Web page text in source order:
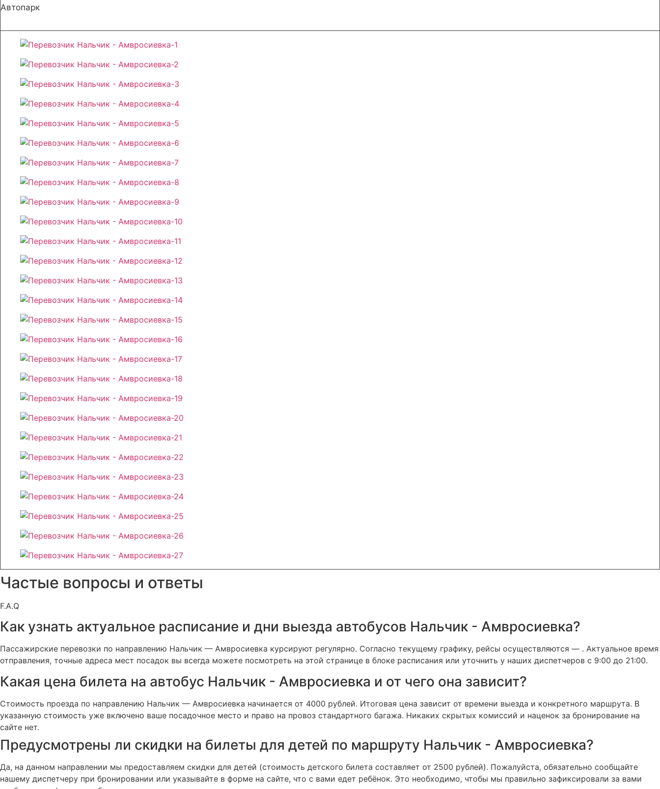
Автопарк
Частые вопросы и ответы
F.A.Q
Как узнать актуальное расписание и дни выезда автобусов Нальчик - Амвросиевка?
Пассажирские перевозки по направлению Нальчик — Амвросиевка курсируют регулярно. Согласно текущему графику, рейсы осуществляются — . Актуальное время
отправления, точные адреса мест посадок вы всегда можете посмотреть на этой странице в блоке расписания или уточнить у наших диспетчеров с 9:00 до 21:00.
Какая цена билета на автобус Нальчик - Амвросиевка и от чего она зависит?
Стоимость проезда по направлению Нальчик — Амвросиевка начинается от 4000 рублей. Итоговая цена зависит от времени выезда и конкретного маршрута. В
указанную стоимость уже включено ваше посадочное место и право на провоз стандартного багажа. Никаких скрытых комиссий и наценок за бронирование на
сайте нет.
Предусмотрены ли скидки на билеты для детей по маршруту Нальчик - Амвросиевка?
Да, на данном направлении мы предоставляем скидки для детей (стоимость детского билета составляет от 2500 рублей). Пожалуйста, обязательно сообщайте
нашему диспетчеру при бронировании или указывайте в форме на сайте, что с вами едет ребёнок. Это необходимо, чтобы мы правильно зафиксировали за вами